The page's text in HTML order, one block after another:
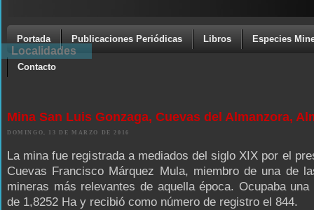
Portada Publicaciones Periódicas Libros Especies
Contacto
Mina San Luis Gonzaga, Cuevas del Almanzora,
DOMINGO, 13 DE MARZO DE 2016
La mina fue registrada a mediados del siglo XIX por el
Cuevas Francisco Márquez Mula, miembro de una de
mineras más relevantes de aquella época. Ocupaba una
de 1,8252 Ha y recibió como número de registro el 844.
Localidades